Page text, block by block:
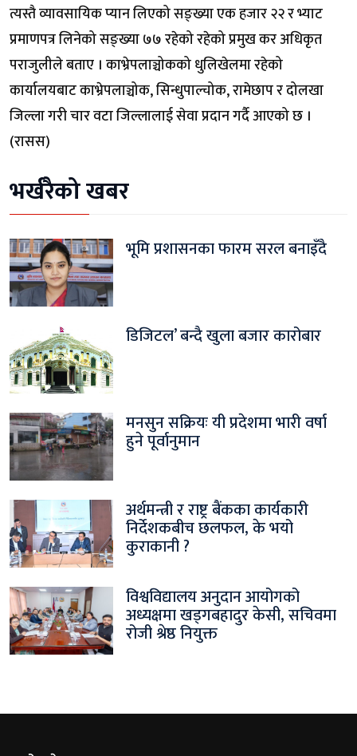
त्यस्तै व्यावसायिक प्यान लिएको सङ्ख्या एक हजार २२ र भ्याट
प्रमाणपत्र लिनेको सङ्ख्या ७७ रहेको रहेको प्रमुख कर अधिकृत
पराजुलीले बताए । काभ्रेपलाञ्चोकको धुलिखेलमा रहेको
कार्यालयबाट काभ्रेपलाञ्चोक, सिन्धुपाल्चोक, रामेछाप र दोलखा
जिल्ला गरी चार वटा जिल्लालाई सेवा प्रदान गर्दै आएको छ ।
(रासस)
भर्खरैको खबर
भूमि प्रशासनका फारम सरल बनाइँदै
डिजिटल’ बन्दै खुला बजार कारोबार
मनसुन सक्रियः यी प्रदेशमा भारी वर्षा
हुने पूर्वानुमान
अर्थमन्त्री र राष्ट्र बैंकका कार्यकारी
निर्देशकबीच छलफल, के भयो
कुराकानी ?
विश्वविद्यालय अनुदान आयोगको
अध्यक्षमा खड्गबहादुर केसी, सचिवमा
रोजी श्रेष्ठ नियुक्त